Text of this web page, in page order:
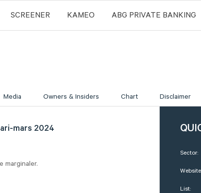
SCREENER KAMEO ABG PRIVATE BANKING
Media Owners & Insiders Chart Disclaimer
mars 2024
marginaler.
Sector:
List: